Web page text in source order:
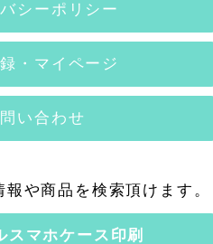
シーポリシー
・マイページ
い合わせ
や商品を検索頂けます。
スマホケース印刷